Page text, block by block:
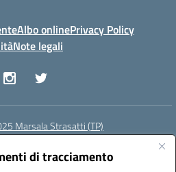
di tracciamento
Albo onlinePrivacy Policy
Note legali
Marsala Strasatti (TP)
tpic81600v@pec.istruzione.it